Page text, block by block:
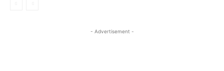
- Advertisement -